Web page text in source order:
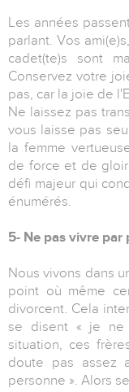
Les années
parlant. Vos
cadet(te)s sont
Conservez votre
pas, car la joie de
Ne laissez pas
vous laisse pas
la femme
de force et de
défi majeur qui
énumérés.
5- Ne pas vivre par
Nous vivons dans
point où même
divorcent. Cela
se disent « je ne
situation, ces
doute pas assez
personne ». Alors